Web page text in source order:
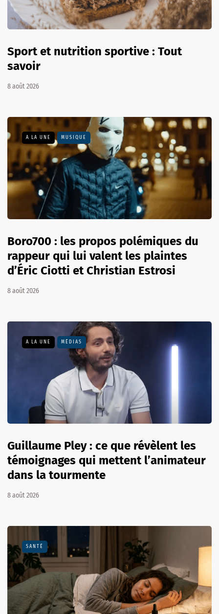
Sport et nutrition sportive : Tout
savoir
8 août 2026
A LA UNE MUSIQUE
Boro700 : les propos polémiques du
rappeur qui lui valent les plaintes
d’Éric Ciotti et Christian Estrosi
8 août 2026
A LA UNE MÉDIAS
Guillaume Pley : ce que révèlent les
témoignages qui mettent l’animateur
dans la tourmente
8 août 2026
SANTÉ